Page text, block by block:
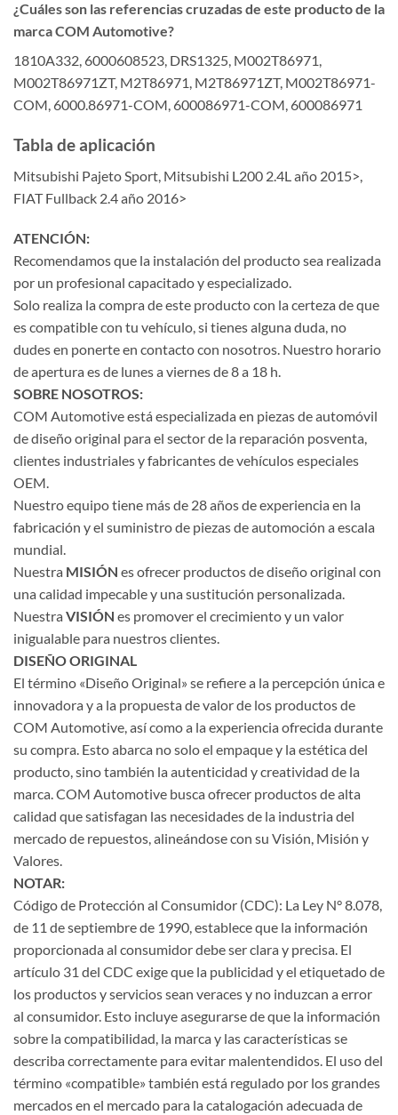
¿Cuáles son las referencias cruzadas de este producto de la
marca COM Automotive?
1810A332, 6000608523, DRS1325, M002T86971,
M002T86971ZT, M2T86971, M2T86971ZT, M002T86971-
COM, 6000.86971-COM, 600086971-COM, 600086971
Tabla de aplicación
Mitsubishi Pajeto Sport, Mitsubishi L200 2.4L año 2015>,
FIAT Fullback 2.4 año 2016>
ATENCIÓN:
Recomendamos que la instalación del producto sea realizada
por un profesional capacitado y especializado.
Solo realiza la compra de este producto con la certeza de que
es compatible con tu vehículo, si tienes alguna duda, no
dudes en ponerte en contacto con nosotros. Nuestro horario
de apertura es de lunes a viernes de 8 a 18 h.
SOBRE NOSOTROS:
COM Automotive está especializada en piezas de automóvil
de diseño original para el sector de la reparación posventa,
clientes industriales y fabricantes de vehículos especiales
OEM.
Nuestro equipo tiene más de 28 años de experiencia en la
fabricación y el suministro de piezas de automoción a escala
mundial.
Nuestra MISIÓN es ofrecer productos de diseño original con
una calidad impecable y una sustitución personalizada.
Nuestra VISIÓN es promover el crecimiento y un valor
inigualable para nuestros clientes.
DISEÑO ORIGINAL
El término «Diseño Original» se refiere a la percepción única e
innovadora y a la propuesta de valor de los productos de
COM Automotive, así como a la experiencia ofrecida durante
su compra. Esto abarca no solo el empaque y la estética del
producto, sino también la autenticidad y creatividad de la
marca. COM Automotive busca ofrecer productos de alta
calidad que satisfagan las necesidades de la industria del
mercado de repuestos, alineándose con su Visión, Misión y
Valores.
NOTAR:
Código de Protección al Consumidor (CDC): La Ley N° 8.078,
de 11 de septiembre de 1990, establece que la información
proporcionada al consumidor debe ser clara y precisa. El
artículo 31 del CDC exige que la publicidad y el etiquetado de
los productos y servicios sean veraces y no induzcan a error
al consumidor. Esto incluye asegurarse de que la información
sobre la compatibilidad, la marca y las características se
describa correctamente para evitar malentendidos. El uso del
término «compatible» también está regulado por los grandes
mercados en el mercado para la catalogación adecuada de